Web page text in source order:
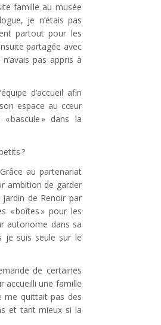
famille au musée
je n’étais pas
partout pour les
partagée avec
pas appris à
d’accueil afin
espace au cœur
bascule » dans la
?
au partenariat
ambition de garder
de Renoir par
« boîtes » pour les
autonome dans sa
je suis seule sur le
de certaines
accueilli une famille
me quittait pas des
et tant mieux si la